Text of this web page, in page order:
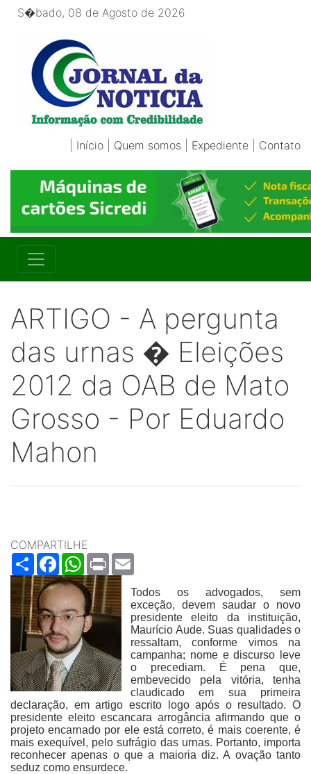
S�bado, 08 de Agosto de 2026
Início Quem somos Expediente Contato
ARTIGO - A pergunta
das urnas � Eleições
2012 da OAB de Mato
Grosso - Por Eduardo
Mahon
COMPARTILHE
ShareFacebookWhatsApp
Print
Todos os advogados, sem
exceção, devem saudar o novo
presidente eleito da instituição,
Maurício Aude. Suas qualidades o
ressaltam, conforme vimos na
campanha; nome e discurso leve
o precediam. É pena que,
embevecido pela vitória, tenha
claudicado em sua primeira
declaração, em artigo escrito logo após o resultado. O
presidente eleito escancara arrogância afirmando que o
projeto encarnado por ele está correto, é mais coerente, é
mais exequível, pelo sufrágio das urnas. Portanto, importa
reconhecer apenas o que a maioria diz. A ovação tanto
seduz como ensurdece.